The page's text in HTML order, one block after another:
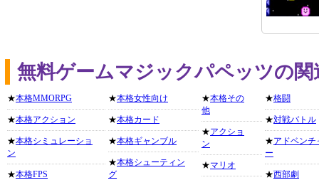
無料ゲームマジックパペッツの
★本格MMORPG
★本格アクション
★本格シミュレーショ
ン
★本格FPS
★本格女性向け
★本格カード
★本格ギャンブル
★本格シューティン
グ
★本格その
他
★アクショ
ン
★マリオ
★格闘
★対戦バトル
★アドベンチ
ー
★西部劇